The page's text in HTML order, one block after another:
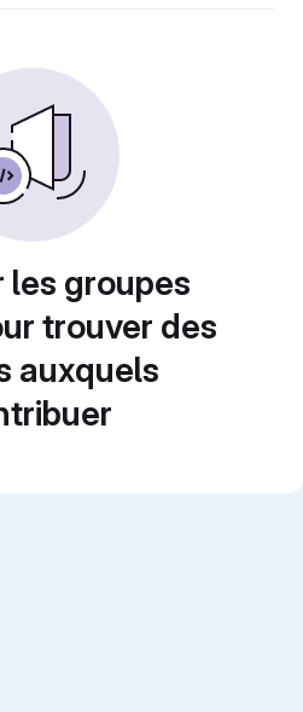
les groupes
trouver des
auxquels